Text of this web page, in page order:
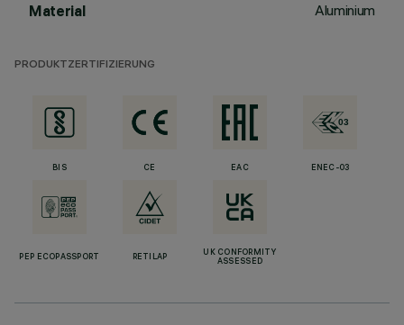
Material Aluminium
PRODUKTZERTIFIZIERUNG
BIS CE EAC ENEC-03
PEP ECOPASSPORT RETILAP
UK CONFORMITY
ASSESSED